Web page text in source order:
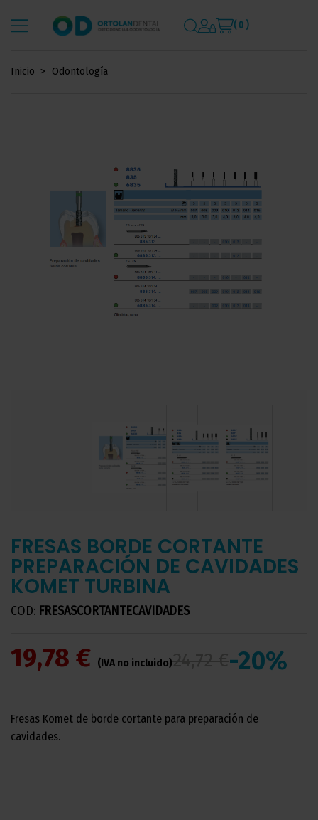
( 0 )
Inicio Odontología
FRESAS BORDE CORTANTE
PREPARACIÓN DE CAVIDADES
KOMET TURBINA
COD: FRESASCORTANTECAVIDADES
19,78 € (IVA no incluido) -20%
Fresas Komet de borde cortante para preparación de
cavidades.